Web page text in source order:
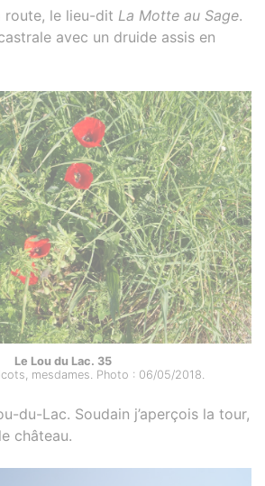
route, le lieu-dit La Motte au Sage.
avec un druide assis en
Le Lou du Lac. 35
mesdames. Photo : 06/05/2018.
du-Lac. Soudain j’aperçois la tour,
château.